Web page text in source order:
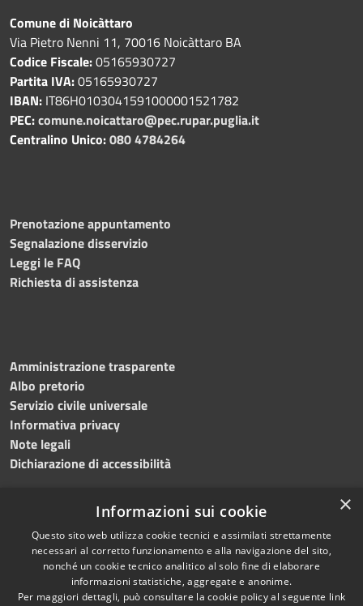
Comune di Noicàttaro
Via Pietro Nenni 11, 70016 Noicàttaro BA
Codice Fiscale:05165930727
Partita IVA:05165930727
IBAN: IT86H0103041591000001521782
PEC:comune.noicattaro@pec.rupar.puglia.it
Centralino Unico:080 4784264
Prenotazione appuntamento
Segnalazione disservizio
Leggi le FAQ
Richiesta di assistenza
Amministrazione trasparente
Albo pretorio
Servizio civile universale
Informativa privacy
Note legali
Dichiarazione di accessibilità
RSS
Accessibilità
Cookie
Copyright © 2023 •
Comune di Noicàttaro
Powered byMunicipium
Redazione•Portale
×
Informazioni sui cookie
Questo sito web utilizza cookie tecnici e assimilati strettamente
necessari al corretto funzionamento e alla navigazione del sito,
nonché un cookie tecnico analitico al solo fine di elaborare
informazioni statistiche, aggregate e anonime.
Per maggiori dettagli, può consultare la cookie policy al seguente link